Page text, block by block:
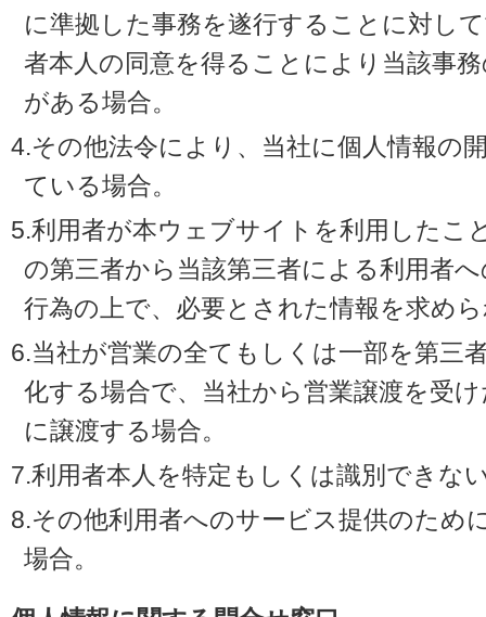
に準拠した事務を遂行することに対し
者本人の同意を得ることにより当該事
がある場合。
4.その他法令により、当社に個人情報の
ている場合。
5.利用者が本ウェブサイトを利用したこ
の第三者から当該第三者による利用者
行為の上で、必要とされた情報を求め
6.当社が営業の全てもしくは一部を第三
化する場合で、当社から営業譲渡を受
に譲渡する場合。
7.利用者本人を特定もしくは識別できな
8.その他利用者へのサービス提供のため
場合。